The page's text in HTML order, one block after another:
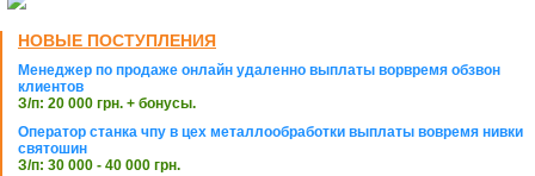
НОВЫЕ ПОСТУПЛЕНИЯ
Менеджер по продаже онлайн удаленно выплаты ворвремя обзвон
клиентов
З/п: 20 000 грн. + бонусы.
Оператор станка чпу в цех металлообработки выплаты вовремя нивки
святошин
З/п: 30 000 - 40 000 грн.